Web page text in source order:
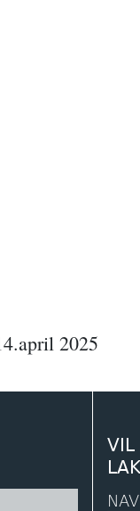
2025
VIL